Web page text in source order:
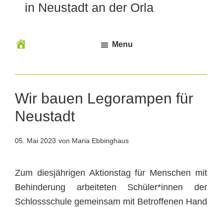
in Neustadt an der Orla
Menu
Wir bauen Legorampen für
Neustadt
05. Mai 2023 von Maria Ebbinghaus
Zum diesjährigen Aktionstag für Menschen mit
Behinderung arbeiteten Schüler*innen der
Schlossschule gemeinsam mit Betroffenen Hand